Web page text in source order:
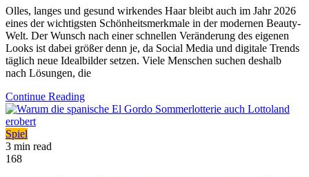
Olles, langes und gesund wirkendes Haar bleibt auch im Jahr 2026
eines der wichtigsten Schönheitsmerkmale in der modernen Beauty-
Welt. Der Wunsch nach einer schnellen Veränderung des eigenen
Looks ist dabei größer denn je, da Social Media und digitale Trends
täglich neue Idealbilder setzen. Viele Menschen suchen deshalb
nach Lösungen, die
Continue Reading
Spiel
3 min read
168